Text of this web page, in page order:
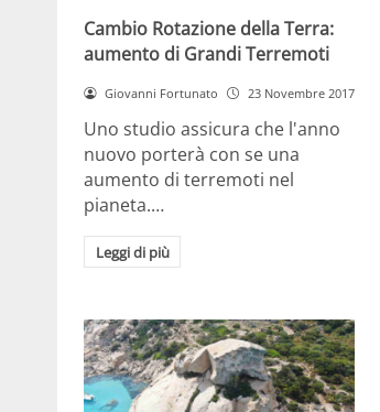
Cambio Rotazione della Terra:
aumento di Grandi Terremoti
Giovanni Fortunato 23 Novembre 2017
Uno studio assicura che l'anno
nuovo porterà con se una
aumento di terremoti nel
pianeta.…
Leggi di più